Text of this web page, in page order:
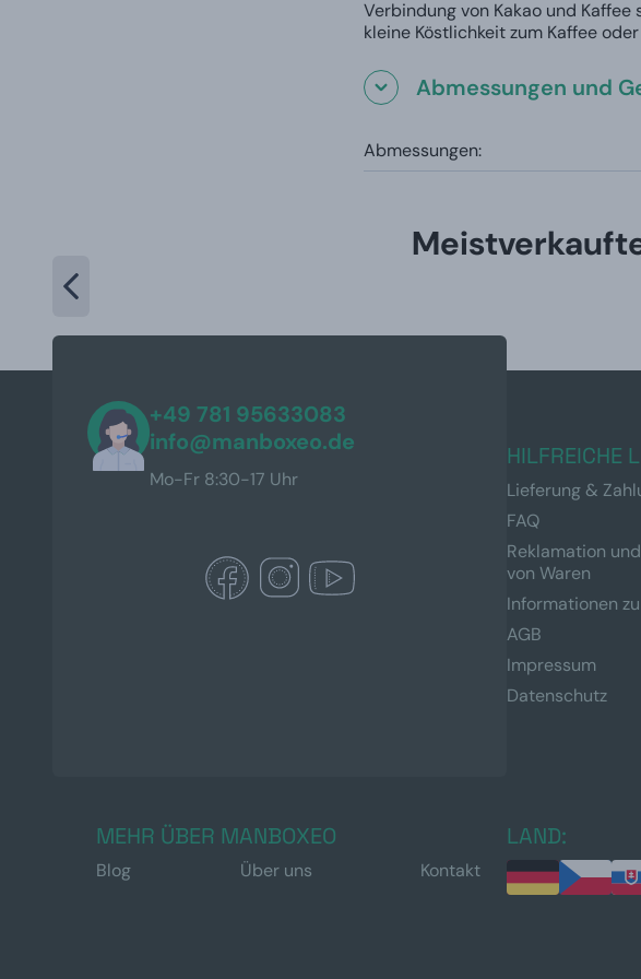
Verbindung von Kakao und
kleine Köstlichkeit zum Kaffee
Abmessungen und
Abmessungen:
+49 781 95633083
info@manboxeo.de
Mo-Fr 8:30-17 Uhr
HILFREICHE
Lieferung &
FAQ
Reklamation
von Waren
Informationen
AGB
Impressum
Datenschutz
MEHR ÜBER MANBOXEO
Blog Über uns Kontakt
LAND: